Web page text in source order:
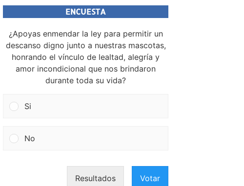
ENCUESTA
¿Apoyas enmendar la ley para permitir un
descanso digno junto a nuestras mascotas,
honrando el vínculo de lealtad, alegría y
amor incondicional que nos brindaron
durante toda su vida?
Si
No
Resultados Votar